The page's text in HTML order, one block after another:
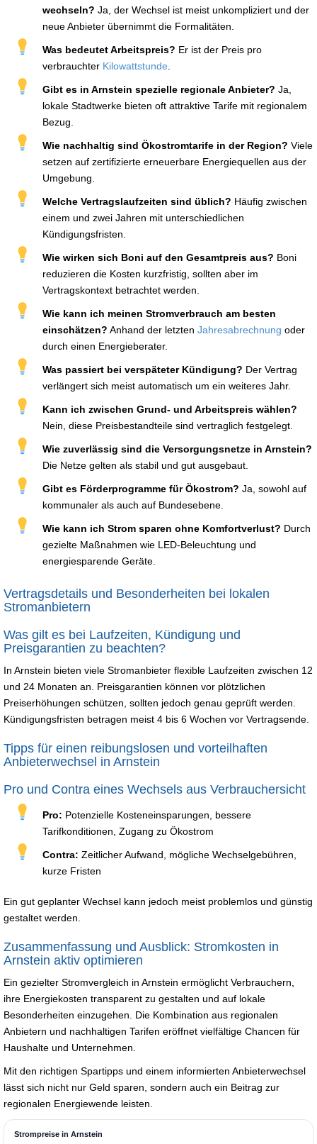
wechseln? Ja, der Wechsel ist meist unkompliziert und der
neue Anbieter übernimmt die Formalitäten.
Was bedeutet Arbeitspreis? Er ist der Preis pro
verbrauchter Kilowattstunde
Gibt es in Arnstein spezielle regionale Anbieter? Ja,
lokale Stadtwerke bieten oft attraktive Tarife mit regionalem
Bezug.
Wie nachhaltig sind Ökostromtarife in der Region? Viele
setzen auf zertifizierte erneuerbare Energiequellen aus der
Umgebung.
Welche Vertragslaufzeiten sind üblich? Häufig zwischen
einem und zwei Jahren mit unterschiedlichen
Kündigungsfristen.
Wie wirken sich Boni auf den Gesamtpreis aus? Boni
reduzieren die Kosten kurzfristig, sollten aber im
Vertragskontext betrachtet werden.
Wie kann ich meinen Stromverbrauch am besten
einschätzen? Anhand der letzten Jahresabrechnung oder
durch einen Energieberater.
Was passiert bei verspäteter Kündigung? Der Vertrag
verlängert sich meist automatisch um ein weiteres Jahr.
Kann ich zwischen Grund- und Arbeitspreis wählen?
Nein, diese Preisbestandteile sind vertraglich festgelegt.
Wie zuverlässig sind die Versorgungsnetze in Arnstein?
Die Netze gelten als stabil und gut ausgebaut.
Gibt es Förderprogramme für Ökostrom? Ja, sowohl auf
kommunaler als auch auf Bundesebene.
Wie kann ich Strom sparen ohne Komfortverlust? Durch
gezielte Maßnahmen wie LED-Beleuchtung und
energiesparende Geräte.
Vertragsdetails und Besonderheiten bei lokalen
Stromanbietern
Was gilt es bei Laufzeiten, Kündigung und
Preisgarantien zu beachten?
In Arnstein bieten viele Stromanbieter flexible Laufzeiten zwischen 12
und 24 Monaten an. Preisgarantien können vor plötzlichen
Preiserhöhungen schützen, sollten jedoch genau geprüft werden.
Kündigungsfristen betragen meist 4 bis 6 Wochen vor Vertragsende.
Tipps für einen reibungslosen und vorteilhaften
Anbieterwechsel in Arnstein
Pro und Contra eines Wechsels aus Verbrauchersicht
Pro: Potenzielle Kosteneinsparungen, bessere
Tarifkonditionen, Zugang zu Ökostrom
Contra: Zeitlicher Aufwand, mögliche Wechselgebühren,
kurze Fristen
Ein gut geplanter Wechsel kann jedoch meist problemlos und günstig
gestaltet werden.
Zusammenfassung und Ausblick: Stromkosten in
Arnstein aktiv optimieren
Ein gezielter Stromvergleich in Arnstein ermöglicht Verbrauchern,
ihre Energiekosten transparent zu gestalten und auf lokale
Besonderheiten einzugehen. Die Kombination aus regionalen
Anbietern und nachhaltigen Tarifen eröffnet vielfältige Chancen für
Haushalte und Unternehmen.
Mit den richtigen Spartipps und einem informierten Anbieterwechsel
lässt sich nicht nur Geld sparen, sondern auch ein Beitrag zur
regionalen Energiewende leisten.
Strompreise in Arnstein